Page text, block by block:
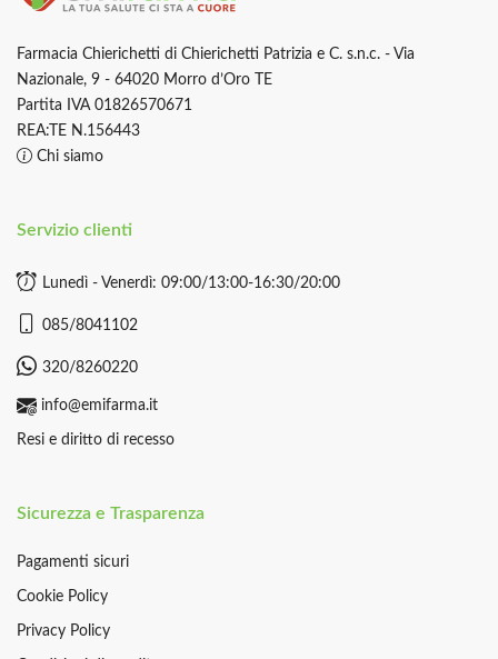
Farmacia Chierichetti di Chierichetti Patrizia e C. s.n.c. - Via
Nazionale, 9 - 64020 Morro d’Oro TE
Partita IVA 01826570671
REA:TE N.156443
Chi siamo
Servizio clienti
Lunedì - Venerdì: 09:00/13:00-16:30/20:00
085/8041102
320/8260220
info@emifarma.it
Resi e diritto di recesso
Sicurezza e Trasparenza
Pagamenti sicuri
Cookie Policy
Privacy Policy